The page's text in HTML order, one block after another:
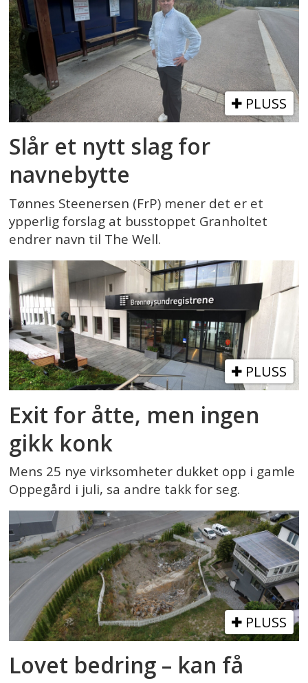
PLUSS
Slår et nytt slag for
navnebytte
Tønnes Steenersen (FrP) mener det er et
ypperlig forslag at busstoppet Granholtet
endrer navn til The Well.
PLUSS
Exit for åtte, men ingen
gikk konk
Mens 25 nye virksomheter dukket opp i gamle
Oppegård i juli, sa andre takk for seg.
PLUSS
Lovet bedring – kan få